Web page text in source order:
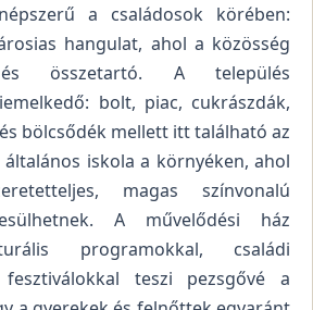
a családosok körében:
hangulat, ahol a közösség
összetartó. A település
bolt, piac, cukrászdák,
bölcsődék mellett itt található az
iskola a környéken, ahol
magas színvonalú
A művelődési ház
programokkal, családi
fesztiválokkal teszi pezsgővé a